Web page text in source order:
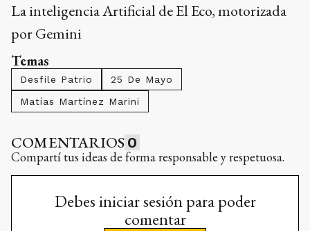
La inteligencia Artificial de El Eco, motorizada
por Gemini
Temas
Desfile Patrio
25 De Mayo
Matías Martínez Marini
COMENTARIOS 0
Compartí tus ideas de forma responsable y respetuosa.
Debes iniciar sesión para poder
comentar